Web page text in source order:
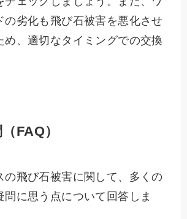
の劣化も飛び石被害を悪化させ
め、適切なタイミングでの交換
FAQ）
の飛び石被害に関して、多くの
問に思う点について回答しま